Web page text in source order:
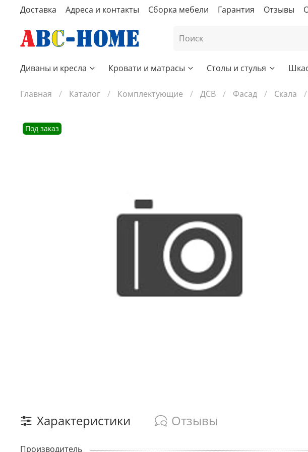
Доставка Адреса и контакты Сборка мебели Гарантия Отзывы
Диваны и кресла Кровати и матрасы Столы и стулья
Главная Каталог Комплектующие ДСВ Фасад Скала
Под заказ
Характеристики Отзывы
Производитель